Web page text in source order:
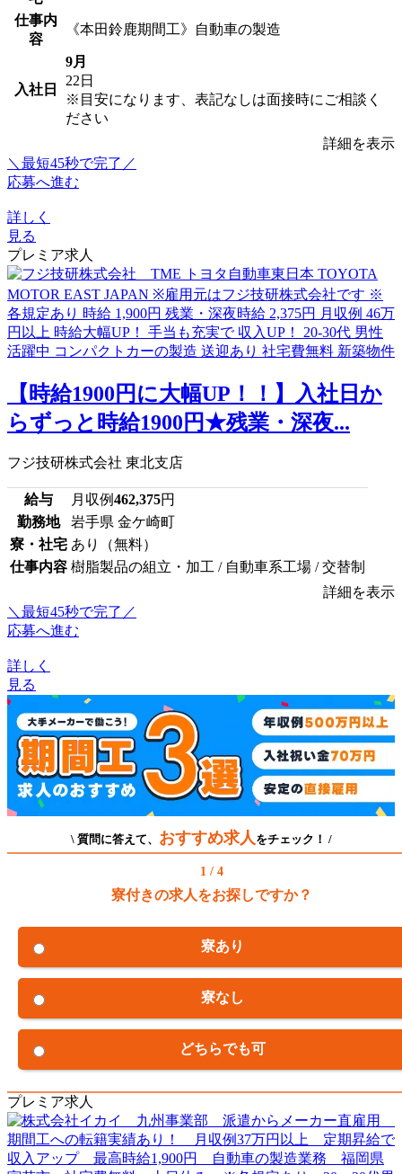
仕事内
容
《本田鈴鹿期間工》自動車の製造
入社日
9月
22日
※目安になります、表記なしは面接時にご相談く
ださい
詳細を表示
＼最短45秒で完了／
応募へ進む
詳しく
見る
プレミア求人
【時給1900円に大幅UP！！】入社日か
らずっと時給1900円★残業・深夜...
フジ技研株式会社 東北支店
給与 月収例462,375円
勤務地
岩手県 金ケ崎町
寮・社宅 あり（無料）
仕事内容 樹脂製品の組立・加工 / 自動車系工場 / 交替制
詳細を表示
＼最短45秒で完了／
応募へ進む
詳しく
見る
\ 質問に答えて、 おすすめ求人をチェック！ /
1 / 4
寮付きの求人をお探しですか？
寮あり
寮なし
どちらでも可
プレミア求人